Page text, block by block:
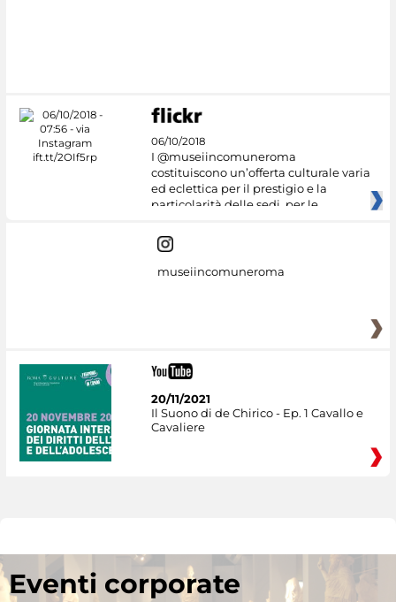
06/10/2018
I @museiincomuneroma
costituiscono un’offerta culturale varia
ed eclettica per il prestigio e la
particolarità delle sedi, per le
museiincomuneroma
20/11/2021
Il Suono di de Chirico - Ep. 1 Cavallo e
Cavaliere
Eventi corporate